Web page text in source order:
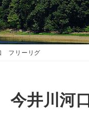
フリーリグ
井川河